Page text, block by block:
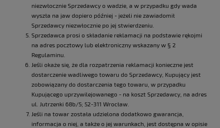
niezwłocznie Sprzedawcy o wadzie, a w przypadku gdy wada
wyszła na jaw dopiero później - jeżeli nie zawiadomił
Sprzedawcy niezwłocznie po jej stwierdzeniu.
Sprzedawca prosi o składanie reklamacji na podstawie rękojmi
na adres pocztowy lub elektroniczny wskazany w § 2
Regulaminu.
Jeśli okaże się, że dla rozpatrzenia reklamacji konieczne jest
dostarczenie wadliwego towaru do Sprzedawcy, Kupujący jest
zobowiązany do dostarczenia tego towaru, w przypadku
Kupującego uprzywilejowanego - na koszt Sprzedawcy, na adres
ul. Jutrzenki 68b/5; 52-311 Wrocław.
Jeśli na towar została udzielona dodatkowo gwarancja,
informacja o niej, a także o jej warunkach, jest dostępna w opisie